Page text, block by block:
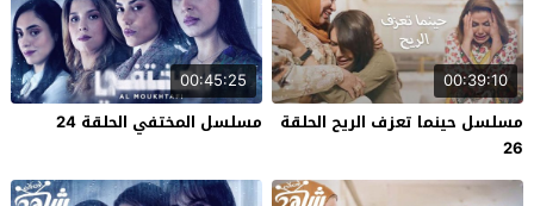
00:39:10
مسلسل حينما تعزف الريح الحلقة
26
00:45:25
مسلسل المختفي الحلقة 24